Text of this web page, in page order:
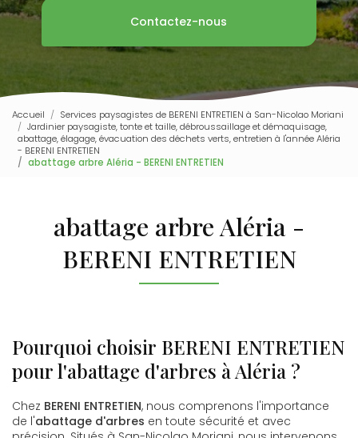
Contactez-nous
Accueil
Services paysagistes de BERENI ENTRETIEN à San-Nicolao Moriani
Jardinier paysagiste, tonte et taille, débroussaillage et démaquisage,
abattage, élagage, évacuation des déchets verts, entretien à l'année Aléria
- BERENI ENTRETIEN
abattage arbre Aléria - BERENI ENTRETIEN
abattage arbre Aléria -
BERENI ENTRETIEN
Pourquoi choisir BERENI ENTRETIEN
pour l'abattage d'arbres à Aléria ?
Chez BERENI ENTRETIEN, nous comprenons l'importance
de l'abattage d'arbres en toute sécurité et avec